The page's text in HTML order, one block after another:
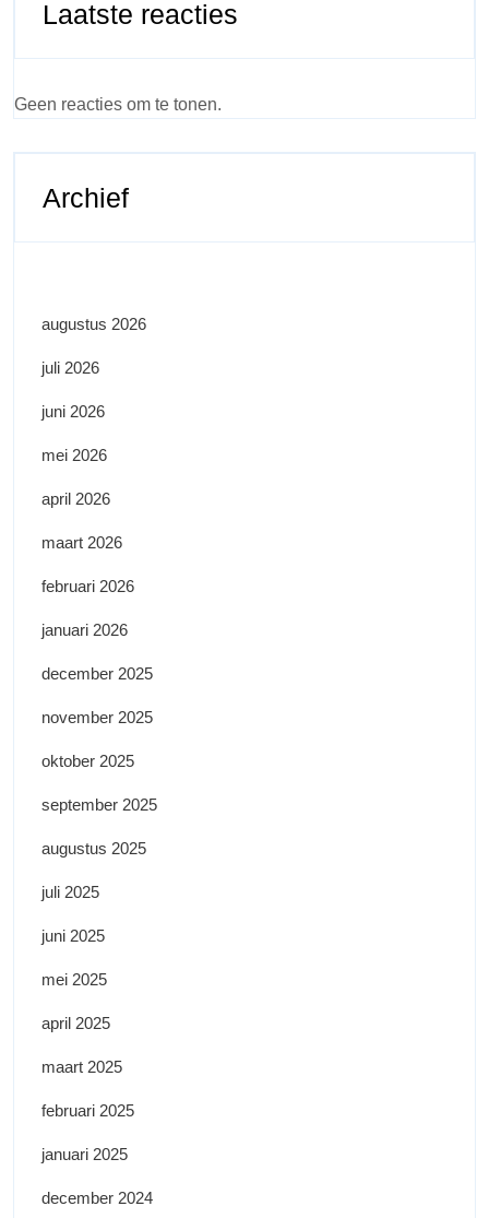
Laatste reacties
Geen reacties om te tonen.
Archief
augustus 2026
juli 2026
juni 2026
mei 2026
april 2026
maart 2026
februari 2026
januari 2026
december 2025
november 2025
oktober 2025
september 2025
augustus 2025
juli 2025
juni 2025
mei 2025
april 2025
maart 2025
februari 2025
januari 2025
december 2024